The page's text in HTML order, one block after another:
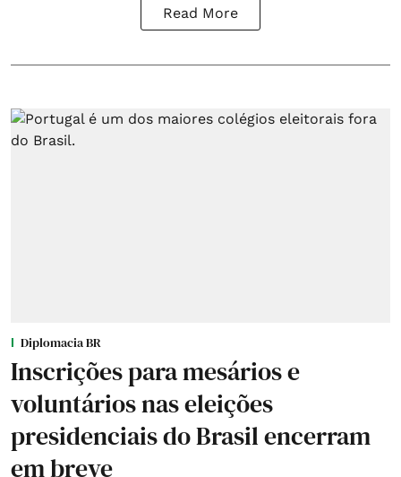
Read More
Diplomacia BR
Inscrições para mesários e
voluntários nas eleições
presidenciais do Brasil encerram
em breve